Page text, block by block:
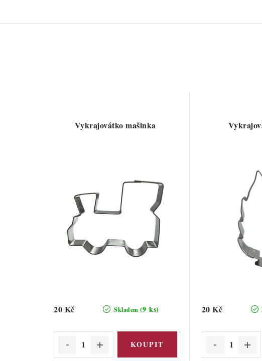
Vykrajovátko mašinka
Skladem (9 ks)
20 Kč 20 Kč